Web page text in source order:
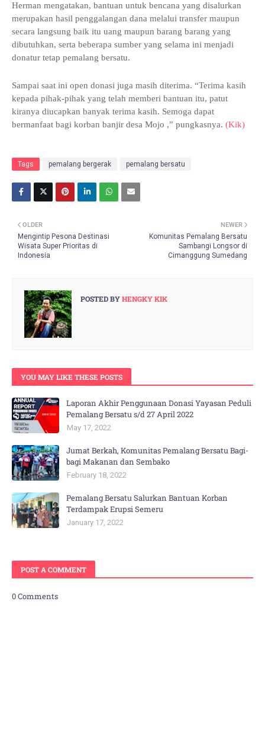
Herman mengatakan, bantuan untuk bencana yang disalurkan
merupakan hasil penggalangan dana melalui transfer maupun
secara langsung baik itu uang maupun barang barang yang
dibutuhkan, serta beberapa sumber yang selama ini menjadi
donatur tetap pemalang bersatu.
Sampai saat ini open donasi juga masih diterima. “Terima kasih
kepada pihak-pihak yang telah memberi bantuan itu, patut
kiranya diucapkan banyak terima kasih. Semoga dapat
bermanfaat bagi korban banjir desa Mojo ,” pungkasnya. (Kik)
Tags pemalang bergerak pemalang bersatu
NEWER
Komunitas Pemalang Bersatu
Sambangi Longsor di
Cimanggung Sumedang
OLDER
Mengintip Pesona Destinasi
Wisata Super Prioritas di
Indonesia
POSTED BYHENGKY KIK
YOU MAY LIKE THESE POSTS
Laporan Akhir Penggunaan Donasi Yayasan Peduli
Pemalang Bersatu s/d 27 April 2022
May 17, 2022
Jumat Berkah, Komunitas Pemalang Bersatu Bagi-
bagi Makanan dan Sembako
February 18, 2022
Pemalang Bersatu Salurkan Bantuan Korban
Terdampak Erupsi Semeru
January 17, 2022
POST A COMMENT
0 Comments